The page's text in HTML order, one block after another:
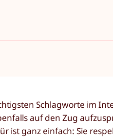
Schlagworte im
auf den Zug
ist ganz einfach: Sie